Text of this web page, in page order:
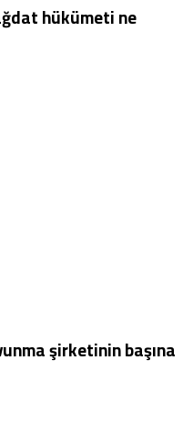
hükümeti ne
şirketinin başına